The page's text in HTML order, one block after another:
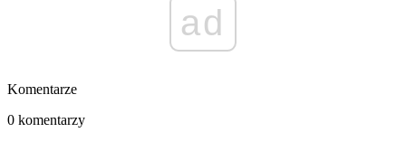
ad
Komentarze
0 komentarzy